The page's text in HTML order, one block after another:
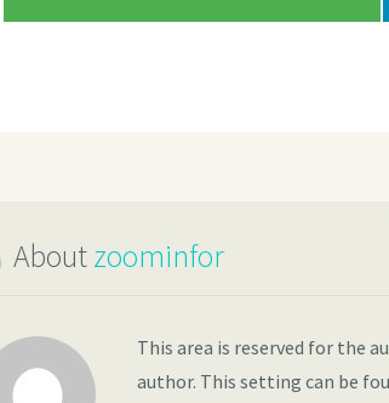
Aboutzoominfor
This area is reserved for the
author. This setting can be